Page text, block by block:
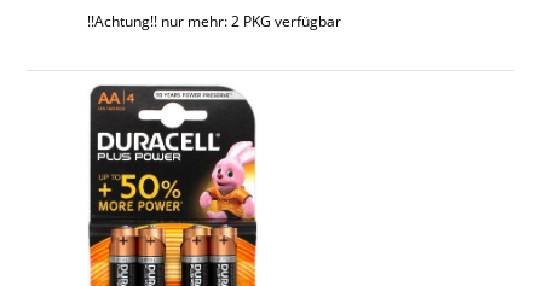
!!Achtung!! nur mehr: 2 PKG verfügbar